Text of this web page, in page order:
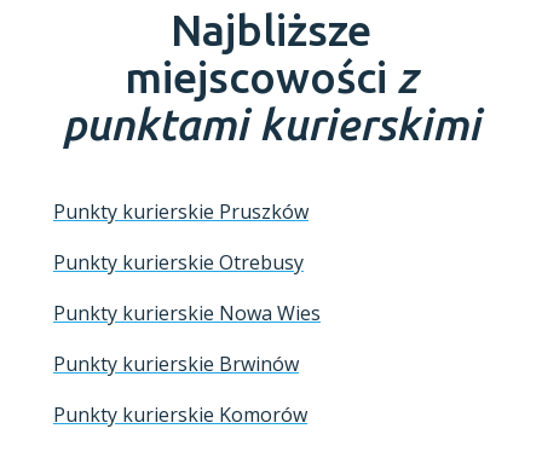
Najbliższe
miejscowości z
punktami kurierskimi
Punkty kurierskie Pruszków
Punkty kurierskie Otrebusy
Punkty kurierskie Nowa Wies
Punkty kurierskie Brwinów
Punkty kurierskie Komorów